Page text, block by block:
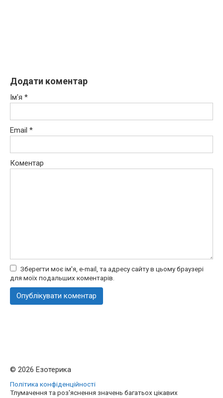
Додати коментар
Ім'я *
Email *
Коментар
Зберегти моє ім'я, e-mail, та адресу сайту в цьому браузері
для моїх подальших коментарів.
© 2026 Езотерика
Політика конфіденційності
Тлумачення та роз'яснення значень багатьох цікавих